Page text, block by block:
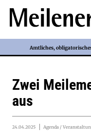
Amtliches,
Zwei
aus
24.04.2025 Agenda /